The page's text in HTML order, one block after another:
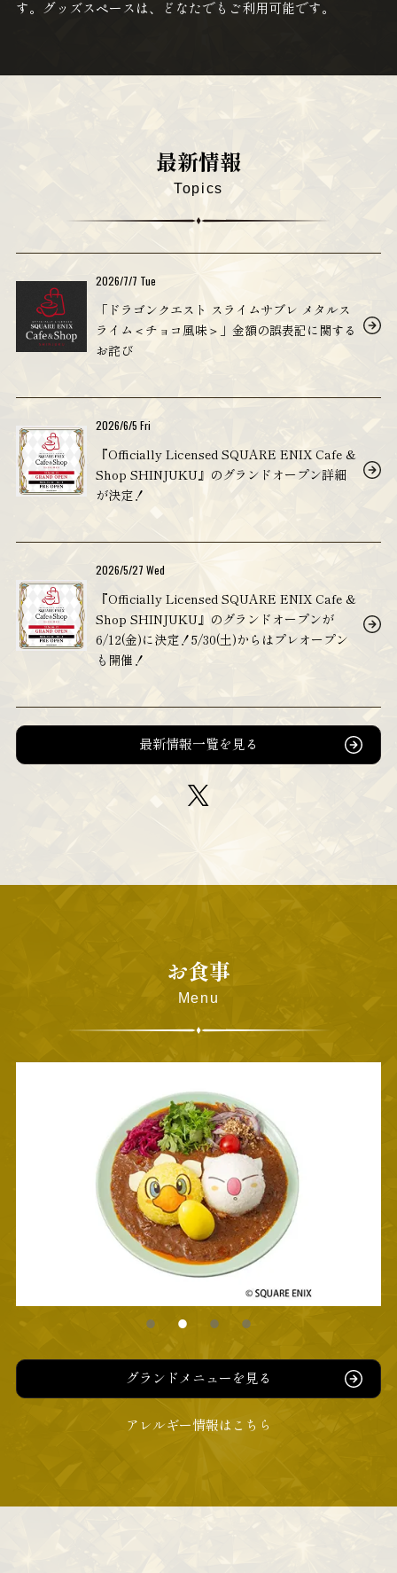
す。グッズスペースは、どなたでもご利用可能です。
最新情報
Topics
2026/7/7 Tue
「ドラゴンクエスト スライムサブレ メタルス
ライム＜チョコ風味＞」金額の誤表記に関する
お詫び
2026/6/5 Fri
『Officially Licensed SQUARE ENIX Cafe &
Shop SHINJUKU』のグランドオープン詳細
が決定！
2026/5/27 Wed
『Officially Licensed SQUARE ENIX Cafe &
Shop SHINJUKU』のグランドオープンが
6/12(金)に決定！5/30(土)からはプレオープン
も開催！
最新情報一覧を見る
お食事
Menu
グランドメニューを見る